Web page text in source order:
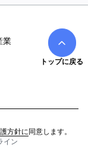
業
方針に 同意します。
イン
トップに戻る